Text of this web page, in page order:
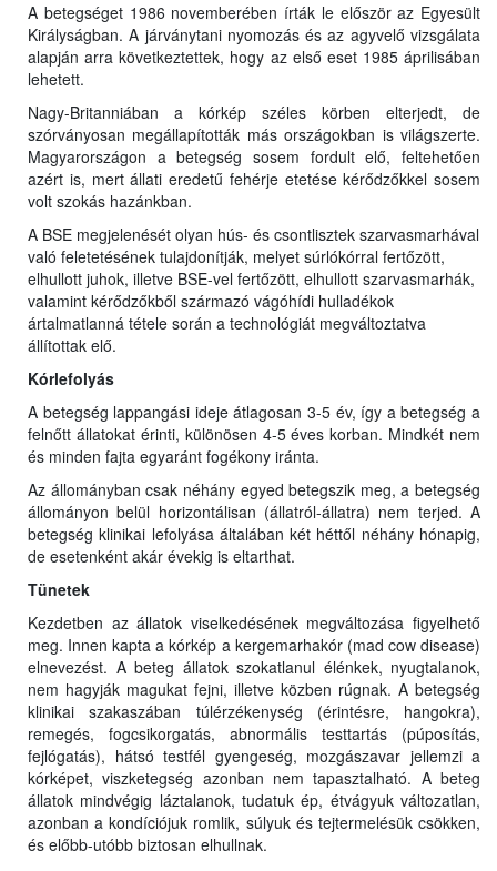
A betegséget 1986 novemberében írták le először az Egyesült
Királyságban. A járványtani nyomozás és az agyvelő vizsgálata
alapján arra következtettek, hogy az első eset 1985 áprilisában
lehetett.
Nagy-Britanniában a kórkép széles körben elterjedt, de
szórványosan megállapították más országokban is világszerte.
Magyarországon a betegség sosem fordult elő, feltehetően
azért is, mert állati eredetű fehérje etetése kérődzőkkel sosem
volt szokás hazánkban.
A BSE megjelenését olyan hús- és csontlisztek szarvasmarhával
való feletetésének tulajdonítják, melyet súrlókórral fertőzött,
elhullott juhok, illetve BSE-vel fertőzött, elhullott szarvasmarhák,
valamint kérődzőkből származó vágóhídi hulladékok
ártalmatlanná tétele során a technológiát megváltoztatva
állítottak elő.
Kórlefolyás
A betegség lappangási ideje átlagosan 3-5 év, így a betegség a
felnőtt állatokat érinti, különösen 4-5 éves korban. Mindkét nem
és minden fajta egyaránt fogékony iránta.
Az állományban csak néhány egyed betegszik meg, a betegség
állományon belül horizontálisan (állatról-állatra) nem terjed. A
betegség klinikai lefolyása általában két héttől néhány hónapig,
de esetenként akár évekig is eltarthat.
Tünetek
Kezdetben az állatok viselkedésének megváltozása figyelhető
meg. Innen kapta a kórkép a kergemarhakór (mad cow disease)
elnevezést. A beteg állatok szokatlanul élénkek, nyugtalanok,
nem hagyják magukat fejni, illetve közben rúgnak. A betegség
klinikai szakaszában túlérzékenység (érintésre, hangokra),
remegés, fogcsikorgatás, abnormális testtartás (púposítás,
fejlógatás), hátsó testfél gyengeség, mozgászavar jellemzi a
kórképet, viszketegség azonban nem tapasztalható. A beteg
állatok mindvégig láztalanok, tudatuk ép, étvágyuk változatlan,
azonban a kondíciójuk romlik, súlyuk és tejtermelésük csökken,
és előbb-utóbb biztosan elhullnak.